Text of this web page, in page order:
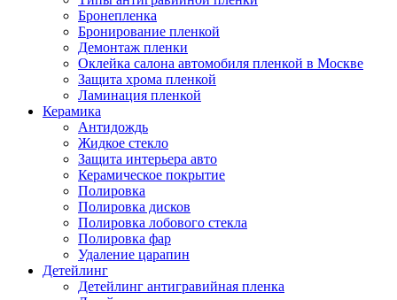
Бронепленка
Бронирование пленкой
Демонтаж пленки
Оклейка салона автомобиля пленкой в Москве
Защита хрома пленкой
Ламинация пленкой
Керамика
Антидождь
Жидкое стекло
Защита интерьера авто
Керамическое покрытие
Полировка
Полировка дисков
Полировка лобового стекла
Полировка фар
Удаление царапин
Детейлинг
Детейлинг антигравийная пленка